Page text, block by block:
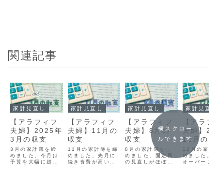
関連記事
家計見直し
【アラフィフ
夫婦】2025年
3月の収支
3月の家計簿を締
めました。今月は
予算を大幅に超え
家計見直し
【アラフィフ
夫婦】11月の
収支
11月の家計簿を締
めました。先月に
続き食費が高いで
家計見直し
【アラフィフ
夫婦】8月の
収支
8月の家計簿をし
めました。固定費
の見直しがほぼ終
家計見直
【アラ
夫婦】
12月の
ポイント
＆新
状況
12月の家計
めました。
オーバーし
横スクロー
ルできます